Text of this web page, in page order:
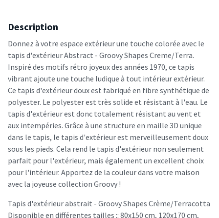
Description
Donnez à votre espace extérieur une touche colorée avec le
tapis d'extérieur Abstract - Groovy Shapes Creme/Terra.
Inspiré des motifs rétro joyeux des années 1970, ce tapis
vibrant ajoute une touche ludique à tout intérieur extérieur.
Ce tapis d'extérieur doux est fabriqué en fibre synthétique de
polyester. Le polyester est très solide et résistant à l'eau. Le
tapis d'extérieur est donc totalement résistant au vent et
aux intempéries. Grâce à une structure en maille 3D unique
dans le tapis, le tapis d'extérieur est merveilleusement doux
sous les pieds. Cela rend le tapis d'extérieur non seulement
parfait pour l'extérieur, mais également un excellent choix
pour l'intérieur. Apportez de la couleur dans votre maison
avec la joyeuse collection Groovy !
Tapis d'extérieur abstrait - Groovy Shapes Crème/Terracotta
Disponible en différentes tailles :: 80x150 cm, 120x170 cm,